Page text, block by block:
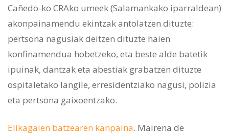
Cañedo-ko CRAko umeek (Salamankako iparraldean)
akonpainamendu ekintzak antolatzen dituzte:
pertsona nagusiak deitzen dituzte haien
konfinamendua hobetzeko, eta beste alde batetik
ipuinak, dantzak eta abestiak grabatzen dituzte
ospitaletako langile, erresidentziako nagusi, polizia
eta pertsona gaixoentzako.
Elikagaien batzearen kanpaina. Mairena de